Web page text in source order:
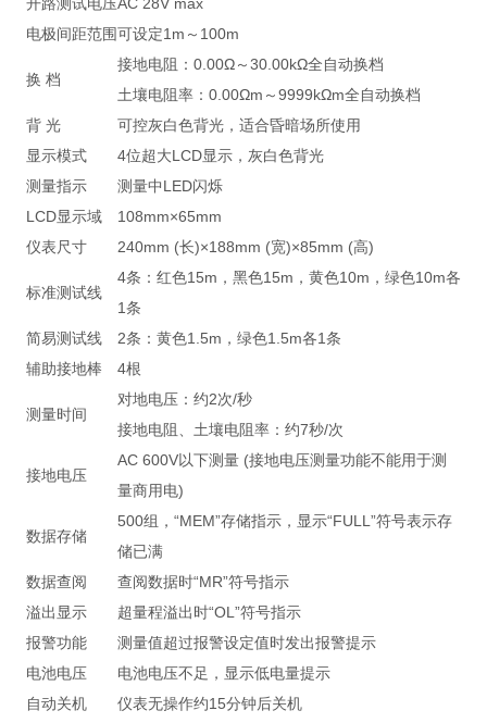
开路测试电压AC 28V max
电极间距范围可设定1m～100m
换 档
接地电阻：0.00Ω～30.00kΩ全自动换档
土壤电阻率：0.00Ωm～9999kΩm全自动换档
背 光
可控灰白色背光，适合昏暗场所使用
显示模式
4位超大LCD显示，灰白色背光
测量指示
测量中LED闪烁
LCD显示域
108mm×65mm
仪表尺寸
240mm (长)×188mm (宽)×85mm (高)
标准测试线
4条：红色15m，黑色15m，黄色10m，绿色10m各
1条
简易测试线
2条：黄色1.5m，绿色1.5m各1条
辅助接地棒
4根
测量时间
对地电压：约2次/秒
接地电阻、土壤电阻率：约7秒/次
接地电压
AC 600V以下测量 (接地电压测量功能不能用于测
量商用电)
数据存储
500组，“MEM”存储指示，显示“FULL”符号表示存
储已满
数据查阅
查阅数据时“MR”符号指示
溢出显示
超量程溢出时“OL”符号指示
报警功能
测量值超过报警设定值时发出报警提示
电池电压
电池电压不足，显示低电量提示
自动关机
仪表无操作约15分钟后关机